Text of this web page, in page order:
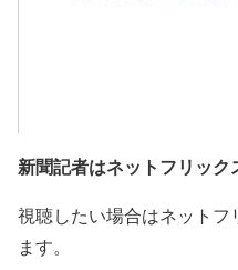
新聞記者はネットフリック
視聴したい場合はネットフ
ます。